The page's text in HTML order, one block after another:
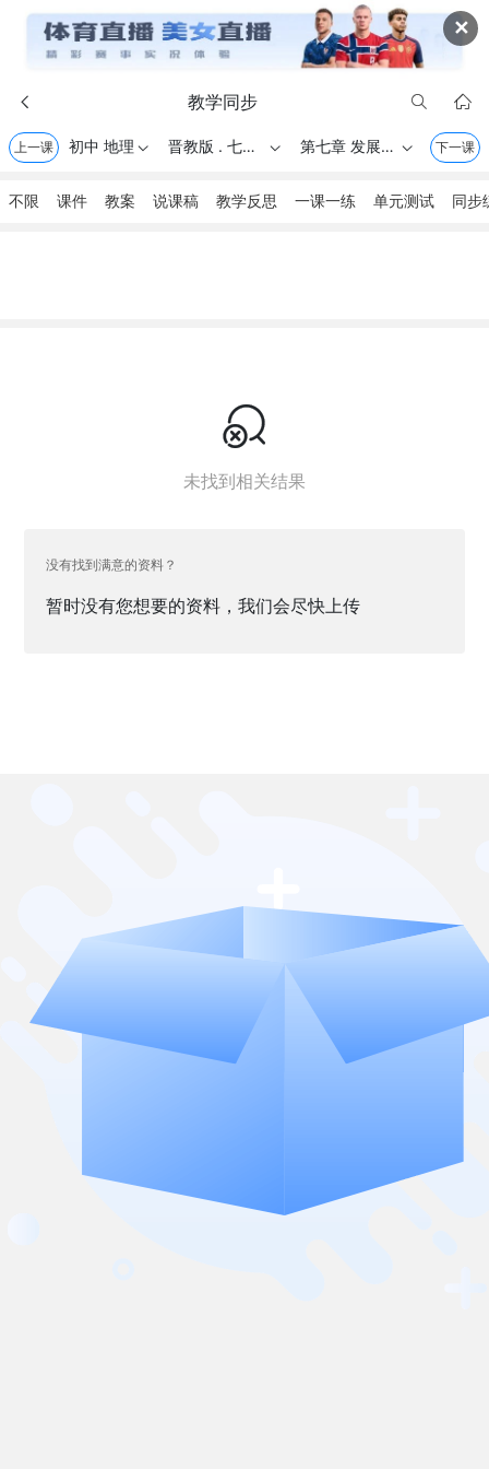
✕
 教学同步  
上一课 初中 地理  晋教版 . 七年级上册  第七章 发展与合作——经济全球化  下一课
不限 课件 教案 说课稿 教学反思 一课一练 单元测试 同步

未找到相关结果
没有找到满意的资料？
暂时没有您想要的资料，我们会尽快上传